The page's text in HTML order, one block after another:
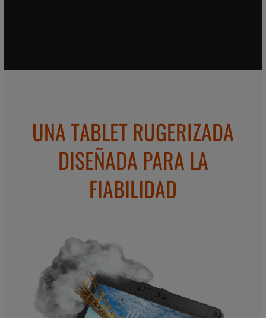
UNA TABLET RUGERIZADA
DISEÑADA PARA LA
FIABILIDAD